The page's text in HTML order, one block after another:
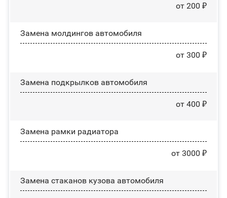
от 200 ₽
Замена молдингов автомобиля
от 300 ₽
Замена пoдĸpылĸoв автомобиля
от 400 ₽
Замена рамки радиатора
от 3000 ₽
Замена стаканов кузова автомобиля